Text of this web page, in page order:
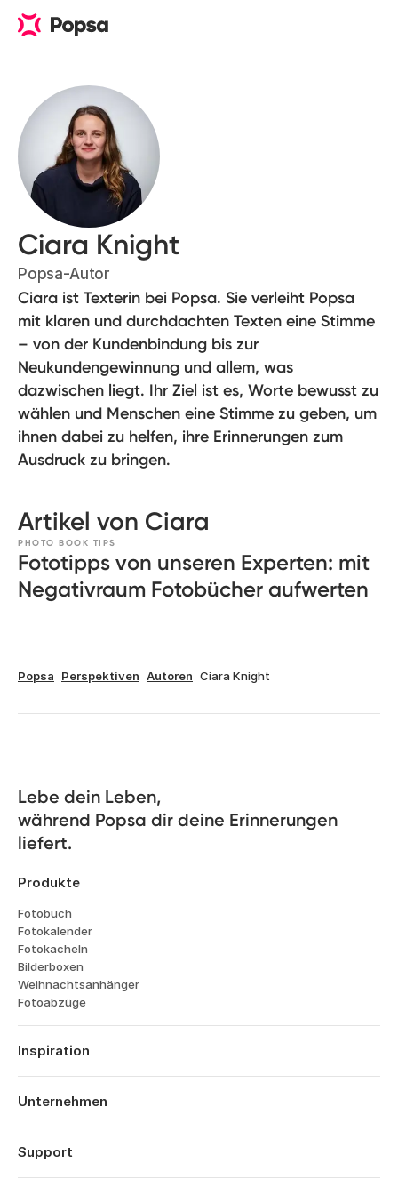
Ciara Knight
Popsa-Autor
Ciara ist Texterin bei Popsa. Sie verleiht Popsa
mit klaren und durchdachten Texten eine Stimme
– von der Kundenbindung bis zur
Neukundengewinnung und allem, was
dazwischen liegt. Ihr Ziel ist es, Worte bewusst zu
wählen und Menschen eine Stimme zu geben, um
ihnen dabei zu helfen, ihre Erinnerungen zum
Ausdruck zu bringen.
Artikel von Ciara
PHOTO BOOK TIPS
Fototipps von unseren Experten: mit
Negativraum Fotobücher aufwerten
Popsa Perspektiven Autoren Ciara Knight
Lebe dein Leben,
während Popsa dir deine Erinnerungen
liefert.
Produkte
Fotobuch
Fotokalender
Fotokacheln
Bilderboxen
Weihnachtsanhänger
Fotoabzüge
Inspiration
Reisen
Hochzeiten
Jahrestage
Unternehmen
Über Popsa
Funktionen
Support
Anmelden